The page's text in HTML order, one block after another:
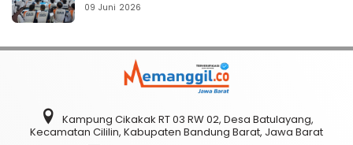
09 Juni 2026
Kampung Cikakak RT 03 RW 02, Desa Batulayang,
Kecamatan Cililin, Kabupaten Bandung Barat, Jawa Barat